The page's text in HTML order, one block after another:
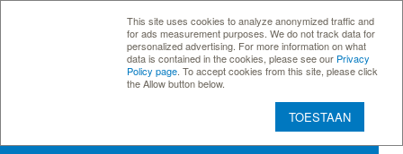
This site uses cookies to analyze anonymized traffic and
for ads measurement purposes. We do not track data for
personalized advertising. For more information on what
data is contained in the cookies, please see our Privacy
Policy page . To accept cookies from this site, please click
the Allow button below.
TOESTAAN